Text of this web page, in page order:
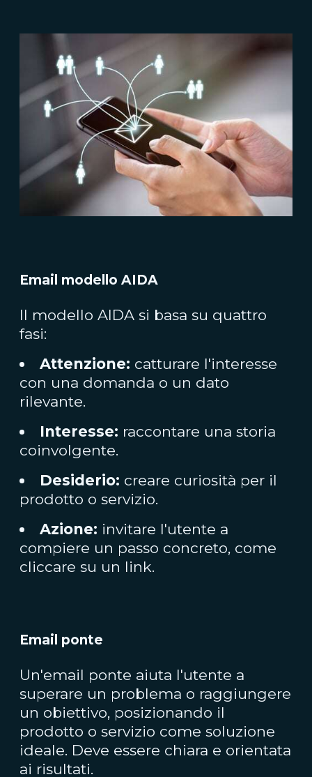
Email modello AIDA
Il modello AIDA si basa su quattro
fasi:
Attenzione: catturare l'interesse
con una domanda o un dato
rilevante.
Interesse: raccontare una storia
coinvolgente.
Desiderio: creare curiosità per il
prodotto o servizio.
Azione: invitare l'utente a
compiere un passo concreto, come
cliccare su un link.
Email ponte
Un'email ponte aiuta l'utente a
superare un problema o raggiungere
un obiettivo, posizionando il
prodotto o servizio come soluzione
ideale. Deve essere chiara e orientata
ai risultati.